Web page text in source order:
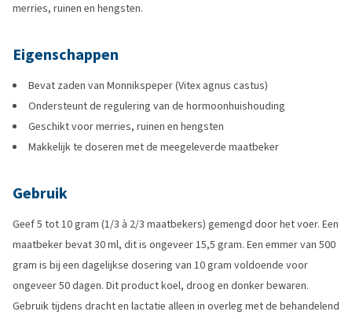
merries, ruinen en hengsten.
Eigenschappen
Bevat zaden van Monnikspeper (Vitex agnus castus)
Ondersteunt de regulering van de hormoonhuishouding
Geschikt voor merries, ruinen en hengsten
Makkelijk te doseren met de meegeleverde maatbeker
Gebruik
Geef 5 tot 10 gram (1/3 à 2/3 maatbekers) gemengd door het voer. Een
maatbeker bevat 30 ml, dit is ongeveer 15,5 gram. Een emmer van 500
gram is bij een dagelijkse dosering van 10 gram voldoende voor
ongeveer 50 dagen. Dit product koel, droog en donker bewaren.
Gebruik tijdens dracht en lactatie alleen in overleg met de behandelend